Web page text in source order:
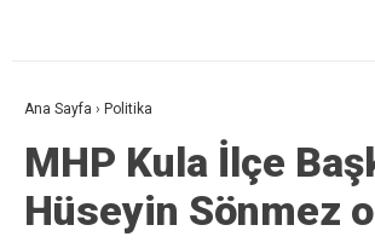
Ana Sayfa › Politika
MHP Kula İlçe
Hüseyin Sönmez